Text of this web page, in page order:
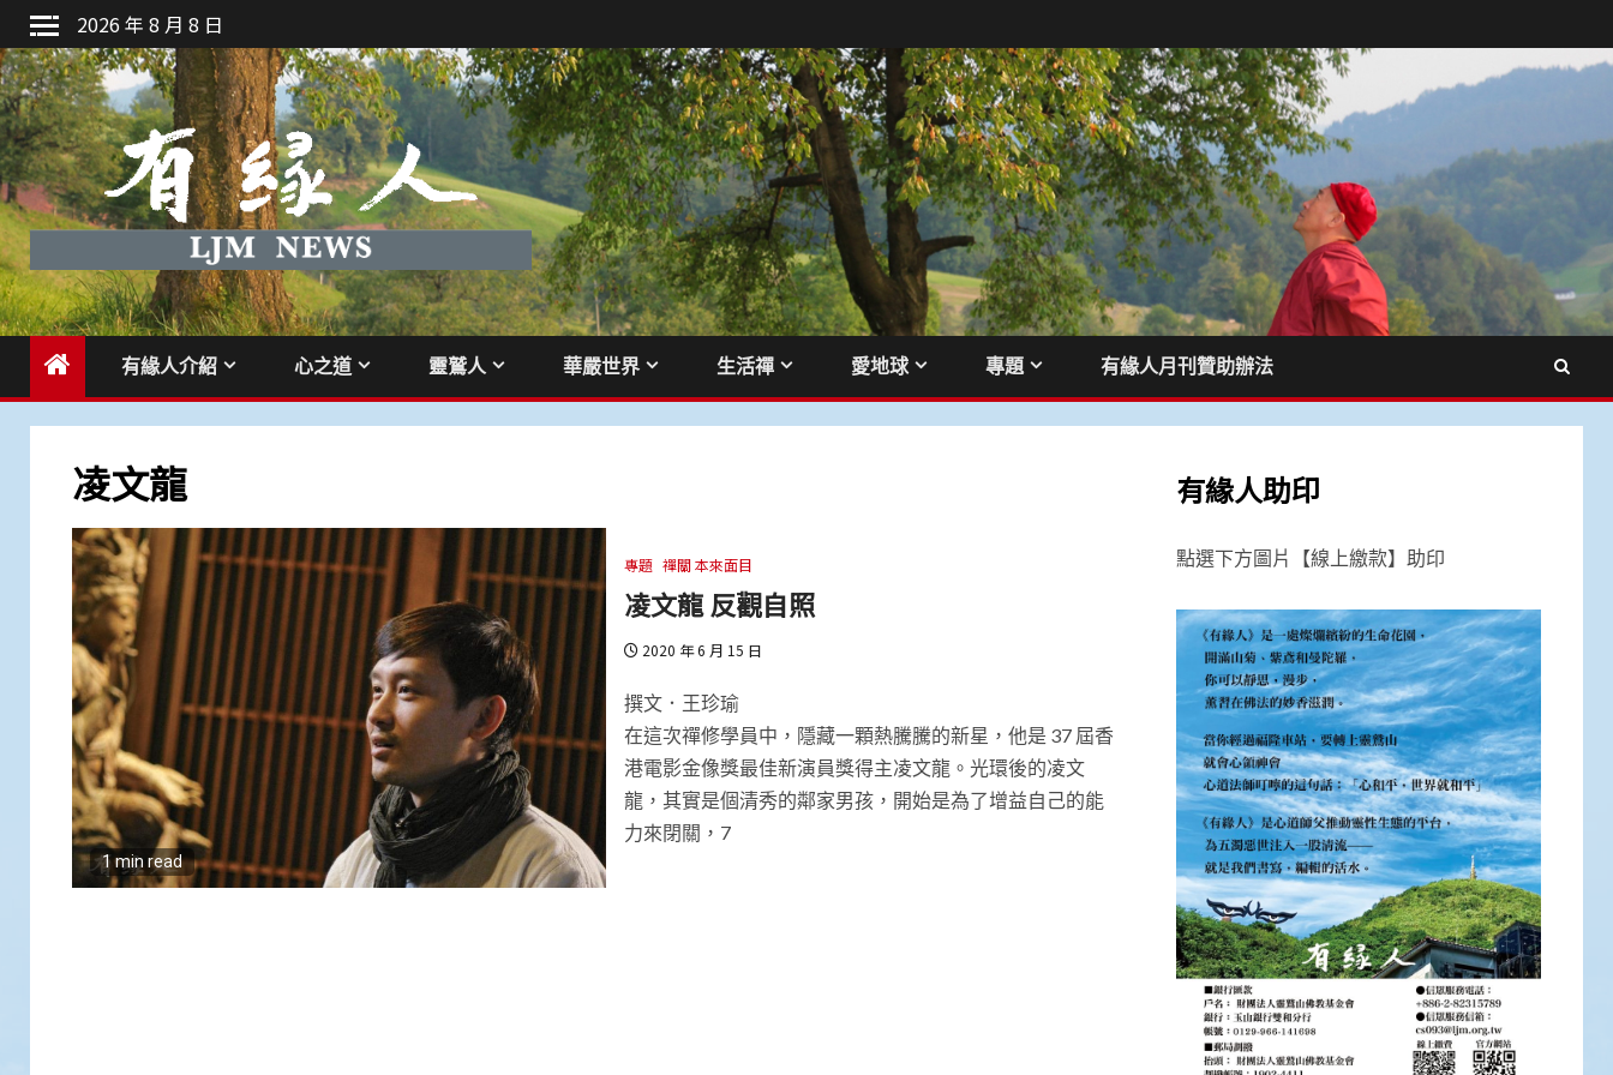
Skip
to
content
2026 年 8 月 8 日
有緣人介紹 心之道 靈鷲人 華嚴世界 生活禪 愛地球 專題 有緣人月刊贊助辦法
凌文龍
1 min read
專題 禪關 本來面目
凌文龍 反觀自照
2020 年 6 月 15 日
撰文．王珍瑜
在這次禪修學員中，隱藏一顆熱騰騰的新星，他是 37 屆香
港電影金像獎最佳新演員獎得主凌文龍。光環後的凌文
龍，其實是個清秀的鄰家男孩，開始是為了增益自己的能
力來閉關，7
有緣人助印
點選下方圖片【線上繳款】助印